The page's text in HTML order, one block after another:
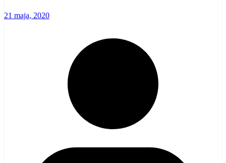
21 maja, 2020